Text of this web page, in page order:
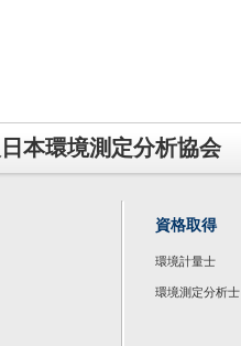
本環境測定分析協会
資格取得
環境計量士
環境測定分析士